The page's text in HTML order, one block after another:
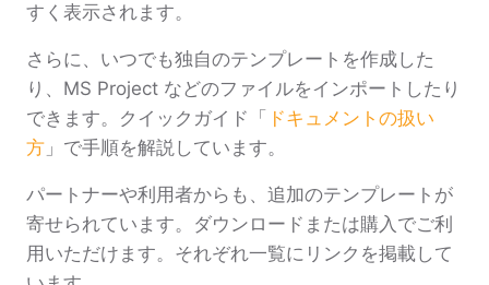
すく表示されます。
さらに、いつでも独自のテンプレートを作成した
り、MS Project などのファイルをインポートしたり
できます。クイックガイド「 ドキュメントの扱い
方 」で手順を解説しています。
パートナーや利用者からも、追加のテンプレートが
寄せられています。ダウンロードまたは購入でご利
用いただけます。それぞれ一覧にリンクを掲載して